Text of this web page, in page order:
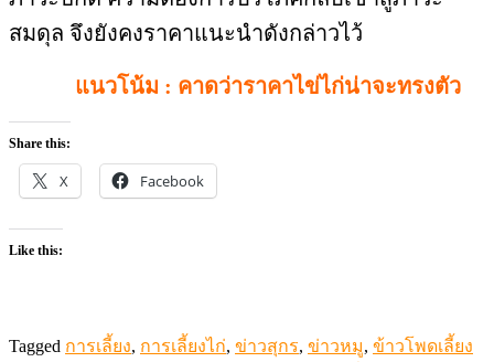
สมดุล จึงยังคงราคาแนะนำดังกล่าวไว้
แนวโน้ม : คาดว่าราคาไข่ไก่น่าจะทรงตัว
Share this:
X Facebook
Like this:
Tagged การเลี้ยง, การเลี้ยงไก่, ข่าวสุกร, ข่าวหมู, ข้าวโพดเลี้ยง